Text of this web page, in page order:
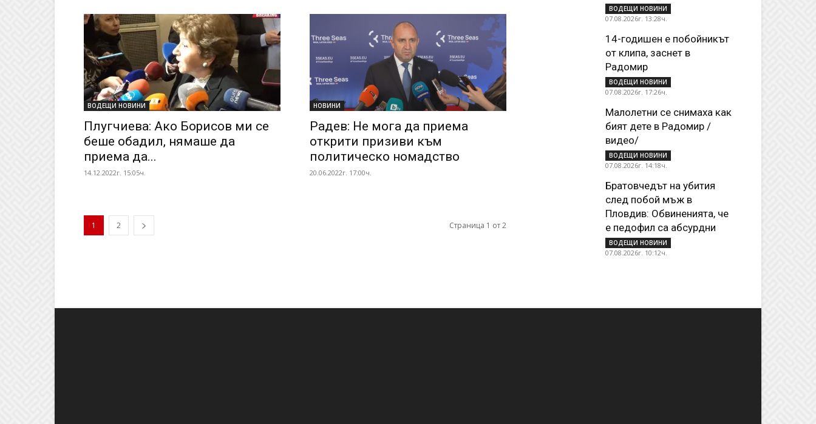
ВОДЕЩИ НОВИНИ
Плугчиева: Ако Борисов ми се
беше обадил, нямаше да
приема да...
14.12.2022г. 15:05ч.
НОВИНИ
Радев: Не мога да приема
открити призиви към
политическо номадство
20.06.2022г. 17:00ч.
1 2 Страница 1 от 2
ВОДЕЩИ НОВИНИ
07.08.2026г. 13:28ч.
14-годишен е побойникът
от клипа, заснет в
Радомир
ВОДЕЩИ НОВИНИ
07.08.2026г. 17:26ч.
Малолетни се снимаха как
бият дете в Радомир /
видео/
ВОДЕЩИ НОВИНИ
07.08.2026г. 14:18ч.
Братовчедът на убития
след побой мъж в
Пловдив: Обвиненията, че
е педофил са абсурдни
ВОДЕЩИ НОВИНИ
07.08.2026г. 10:12ч.